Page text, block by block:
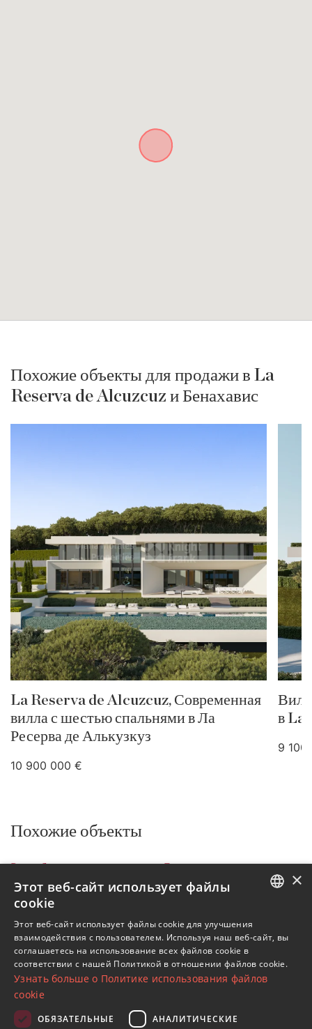
Похожие объекты для продажи в La
Reserva de Alcuzcuz и Бенахавис
La Reserva de Alcuzcuz, Современная
вилла с шестью спальнями в Ла
Ресерва де Алькузкуз
10 900 000 €
в La
9 100
Похожие объекты
Все объекты на продажу
Бенахавис
La Reserva de Alcuzcuz
Виллы DM5418
Объекты в Бенахавис
Виллы в La Reserva de Alcuzcuz
SPANISH
FRENCH
×
Этот веб-сайт использует файлы
cookie
Этот веб-сайт использует файлы cookie для улучшения
взаимодействия с пользователем. Используя наш веб-сайт, вы
соглашаетесь на использование всех файлов cookie в
соответствии с нашей Политикой в ​​отношении файлов cookie.
Узнать больше о Политике использования файлов
cookie
ОБЯЗАТЕЛЬНЫЕ АНАЛИТИЧЕСКИЕ